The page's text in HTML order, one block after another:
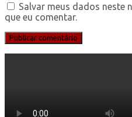
Salvar meus dados neste
que eu comentar.